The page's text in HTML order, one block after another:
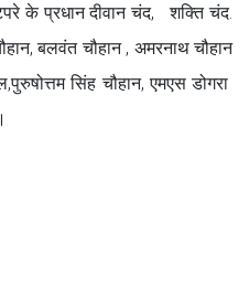
के प्रधान दीवान चंद, शक्ति चंद.
बलवंत चौहान , अमरनाथ चौहान
सिंह चौहान, एमएस डोगरा